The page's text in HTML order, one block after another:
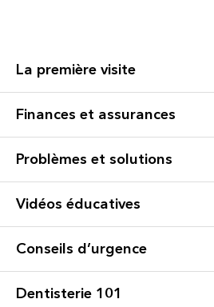
La première visite
Finances et assurances
Problèmes et solutions
Vidéos éducatives
Conseils d’urgence
Dentisterie 101